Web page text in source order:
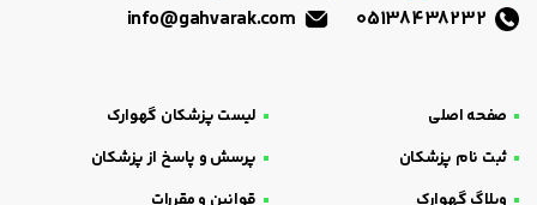
صفحه اصلی
لیست پزشکان گهوارک
ثبت نام پزشکان
پرسش و پاسخ از پزشکان
وبلاگ گهوارک
قوانین و مقررات